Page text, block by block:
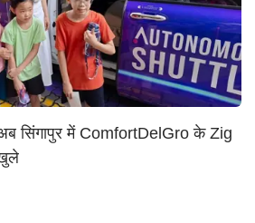
सिंगापुर में ComfortDelGro के Zig